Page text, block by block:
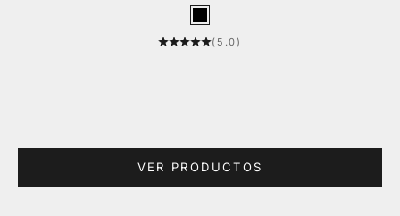
Negro
(5.0)
VER PRODUCTOS